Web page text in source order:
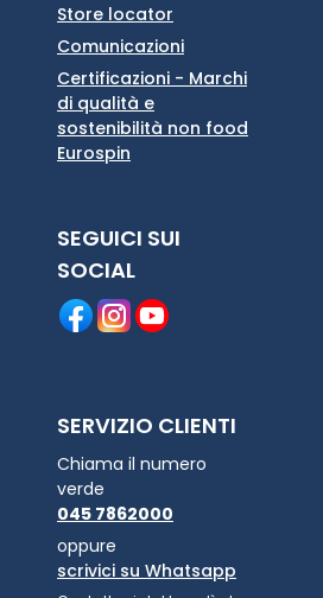
Store locator
Comunicazioni
Certificazioni - Marchi
di qualità e
sostenibilità non food
Eurospin
SEGUICI SUI
SOCIAL
SERVIZIO CLIENTI
Chiama il numero
verde
045 7862000
oppure
scrivici su Whatsapp